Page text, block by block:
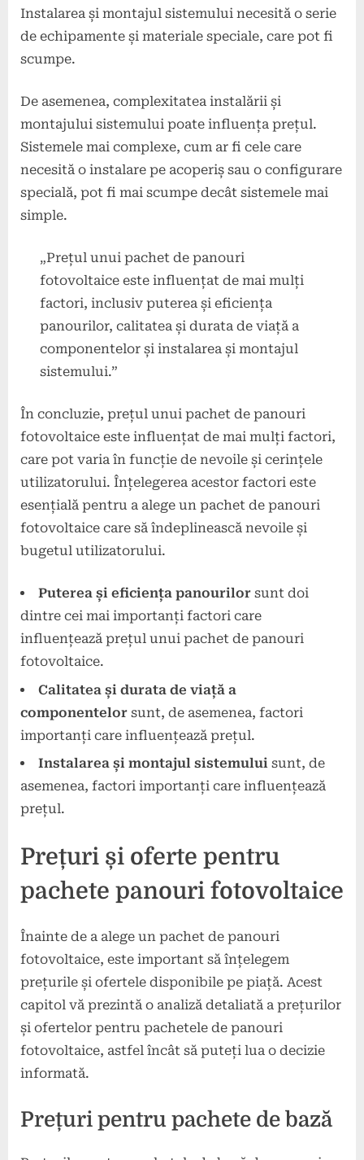
Instalarea și montajul sistemului necesită o serie
de echipamente și materiale speciale, care pot fi
scumpe.
De asemenea, complexitatea instalării și
montajului sistemului poate influența prețul.
Sistemele mai complexe, cum ar fi cele care
necesită o instalare pe acoperiș sau o configurare
specială, pot fi mai scumpe decât sistemele mai
simple.
„Prețul unui pachet de panouri
fotovoltaice este influențat de mai mulți
factori, inclusiv puterea și eficiența
panourilor, calitatea și durata de viață a
componentelor și instalarea și montajul
sistemului.”
În concluzie, prețul unui pachet de panouri
fotovoltaice este influențat de mai mulți factori,
care pot varia în funcție de nevoile și cerințele
utilizatorului. Înțelegerea acestor factori este
esențială pentru a alege un pachet de panouri
fotovoltaice care să îndeplinească nevoile și
bugetul utilizatorului.
Puterea și eficiența panourilor sunt doi
dintre cei mai importanți factori care
influențează prețul unui pachet de panouri
fotovoltaice.
Calitatea și durata de viață a
componentelor sunt, de asemenea, factori
importanți care influențează prețul.
Instalarea și montajul sistemului sunt, de
asemenea, factori importanți care influențează
prețul.
Prețuri și oferte pentru
pachete panouri fotovoltaice
Înainte de a alege un pachet de panouri
fotovoltaice, este important să înțelegem
prețurile și ofertele disponibile pe piață. Acest
capitol vă prezintă o analiză detaliată a prețurilor
și ofertelor pentru pachetele de panouri
fotovoltaice, astfel încât să puteți lua o decizie
informată.
Prețuri pentru pachete de bază